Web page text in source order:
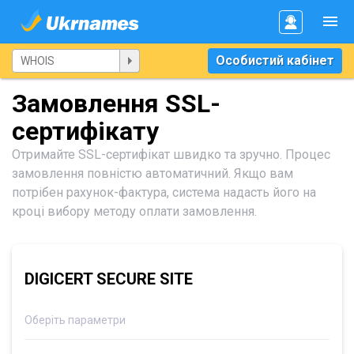
Особистий кабінет
Замовлення SSL-
сертифікату
Отримайте SSL-сертифікат швидко та зручно. Процес
замовлення повністю автоматичний. Якщо вам
потрібен рахунок-фактура, система надасть його на
кроці вибору методу оплати замовлення.
DIGICERT SECURE SITE
Оберіть параметри